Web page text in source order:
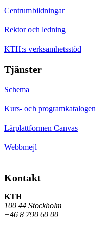
Centrumbildningar
Rektor och ledning
KTH:s verksamhetsstöd
Tjänster
Schema
Kurs- och programkatalogen
Lärplattformen Canvas
Webbmejl
Kontakt
KTH
100 44 Stockholm
+46 8 790 60 00